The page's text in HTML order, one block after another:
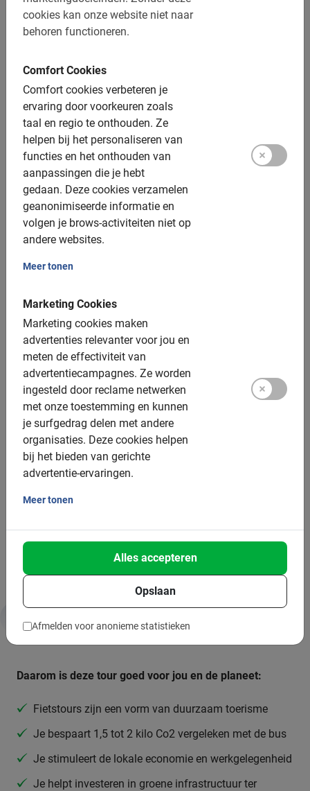
cookies kan onze website niet naar
behoren functioneren.
Comfort Cookies
Comfort cookies verbeteren je
ervaring door voorkeuren zoals
taal en regio te onthouden. Ze
helpen bij het personaliseren van
functies en het onthouden van
aanpassingen die je hebt
gedaan. Deze cookies verzamelen
geanonimiseerde informatie en
volgen je brows-activiteiten niet op
andere websites.
Meer tonen
Marketing Cookies
Marketing cookies maken
advertenties relevanter voor jou en
meten de effectiviteit van
advertentiecampagnes. Ze worden
ingesteld door reclame netwerken
met onze toestemming en kunnen
je surfgedrag delen met andere
organisaties. Deze cookies helpen
bij het bieden van gerichte
advertentie-ervaringen.
Meer tonen
Opslaan
Alles accepteren
Afmelden voor anonieme statistieken
De betaling is vooraf via de website
Gratis wijzigen of annuleren tot 24u vooraf
Toegankelijk voor alle fietsers
Inclusief:
Gebruik van de fiets
Helm
Verzekering
Een enthousiaste gids
Een top ervaring!
Fotomomenten
Extra opties:
Kinderfietsen: op aanvraag, vanaf 9 jaar (135cm)
Kinderzitjes: enkel voor de
Tandem: beschikbaar, €25,- toeslag
Elektrische fiets: op aanvraag, €15 toeslag, 18+
Groepsgrootte:
Boekbaar voor groepen van: 2 tot 200 deelnemers
Maximale groepsgrootte: 12 deelnemers
Minimum aantal: 2 deelnemers
Bij grotere groepen zetten we meer gidsen in
Duurzaamheid & MVO
Daarom is deze tour goed voor jou en de planeet:
Fietstours zijn een vorm van duurzaam toerisme
Je bespaart 1,5 tot 2 kilo Co2 vergeleken met de bus
Je stimuleert de lokale economie en werkgelegenheid
Je helpt investeren in groene infrastructuur ter